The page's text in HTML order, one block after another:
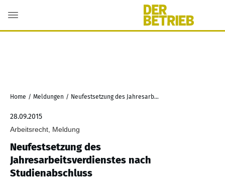
Home / Meldungen / Neufestsetzung des Jahresarbeitsverdienstes nach Studienabschluss
28.09.2015
Arbeitsrecht, Meldung
Neufestsetzung des
Jahresarbeitsverdienstes nach
Studienabschluss